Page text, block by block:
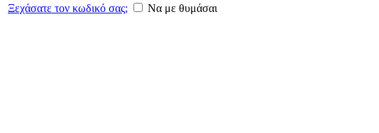
Ξεχάσατε τον κωδικό σας; Να με θυμάσαι